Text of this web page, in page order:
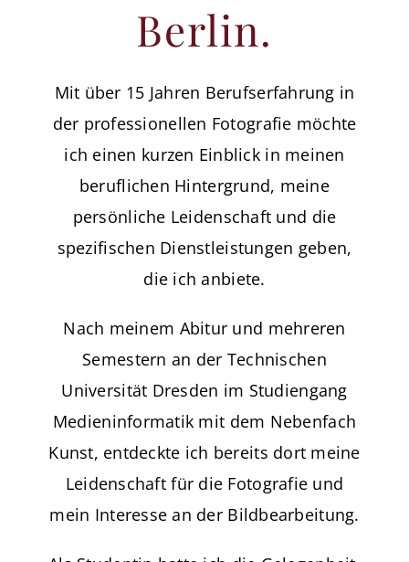
Berlin.
Mit über 15 Jahren Berufserfahrung in
der professionellen Fotografie möchte
ich einen kurzen Einblick in meinen
beruflichen Hintergrund, meine
persönliche Leidenschaft und die
spezifischen Dienstleistungen geben,
die ich anbiete.
Nach meinem Abitur und mehreren
Semestern an der Technischen
Universität Dresden im Studiengang
Medieninformatik mit dem Nebenfach
Kunst, entdeckte ich bereits dort meine
Leidenschaft für die Fotografie und
mein Interesse an der Bildbearbeitung.